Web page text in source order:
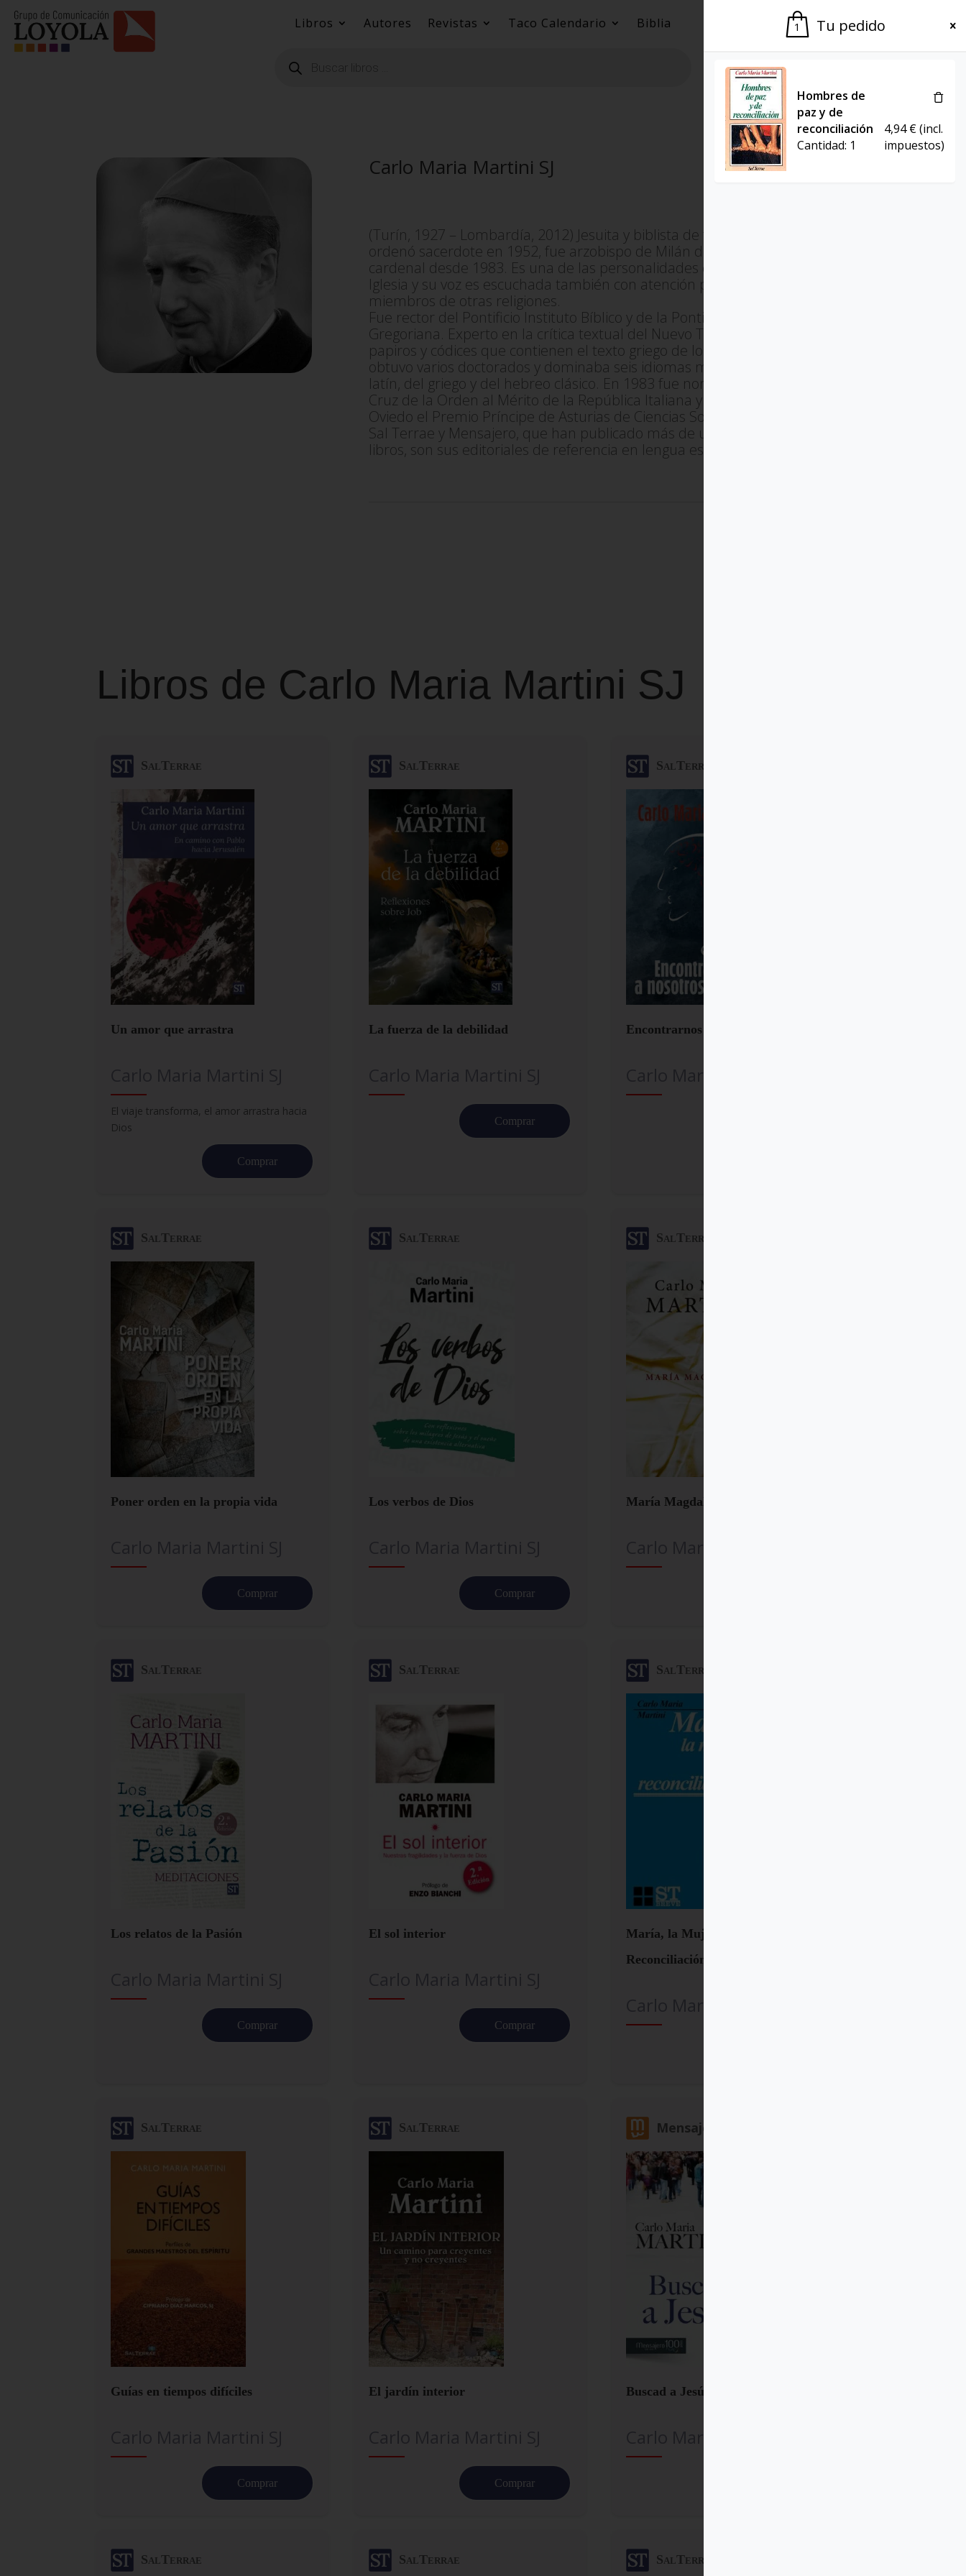
Libros Autores Revistas Taco Calendario Biblia
productos
El Grupo Agenda
Carlo Maria Martini SJ
(Turín, 1927 – Lombardía, 2012) Jesuita y biblista de fama internacional. Se
ordenó sacerdote en 1952, fue arzobispo de Milán desde 1980 a 2002 y es
cardenal desde 1983. Es una de las personalidades con más autoridad en la
Iglesia y su voz es escuchada también con atención por los no creyentes y los
miembros de otras religiones.
Fue rector del Pontificio Instituto Bíblico y de la Pontificia Universidad
Gregoriana. Experto en la crítica textual del Nuevo Testamento, estudió los
papiros y códices que contienen el texto griego de los Evangelios. Martini
obtuvo varios doctorados y dominaba seis idiomas modernos, además del
latín, del griego y del hebreo clásico. En 1983 fue nombrado Caballero Gran
Cruz de la Orden al Mérito de la República Italiana y en 2000 recogió en
Oviedo el Premio Príncipe de Asturias de Ciencias Sociales.
Sal Terrae y Mensajero, que han publicado más de una cincuentena de sus
libros, son sus editoriales de referencia en lengua española.
Libros de Carlo Maria Martini SJ
SalTerrae
Un amor que arrastra
El viaje transforma, el amor arrastra hacia
Dios
Comprar
SalTerrae
La fuerza de la debilidad
Comprar
SalTerrae
Encontrarnos a nosotros mismos
SalTerrae
Poner orden en la propia vida
Comprar
SalTerrae
Los verbos de Dios
Comprar
SalTerrae
María Magdalena
SalTerrae
Los relatos de la Pasión
Comprar
SalTerrae
El sol interior
Comprar
SalTerrae
María, la Mujer de la
Reconciliación
SalTerrae
Guías en tiempos difíciles
Comprar
SalTerrae
El jardín interior
Comprar
Mensajero
Buscad a Jesús
SalTerrae SalTerrae SalTerrae
1 Tu pedido
Hombres de
paz y de
reconciliación
Cantidad: 1
4,94€(incl.
impuestos)